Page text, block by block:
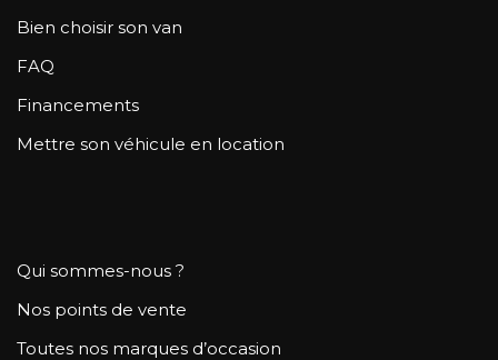
Bien choisir son van
FAQ
Financements
Mettre son véhicule en location
Qui sommes-nous ?
Nos points de vente
Toutes nos marques d’occasion